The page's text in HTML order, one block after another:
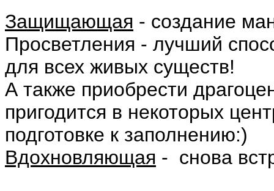
Защищающая - создание
Просветления - лучший
для всех живых существ!
А также приобрести
пригодится в некоторых
подготовке к заполнению:)
Вдохновляющая - снова